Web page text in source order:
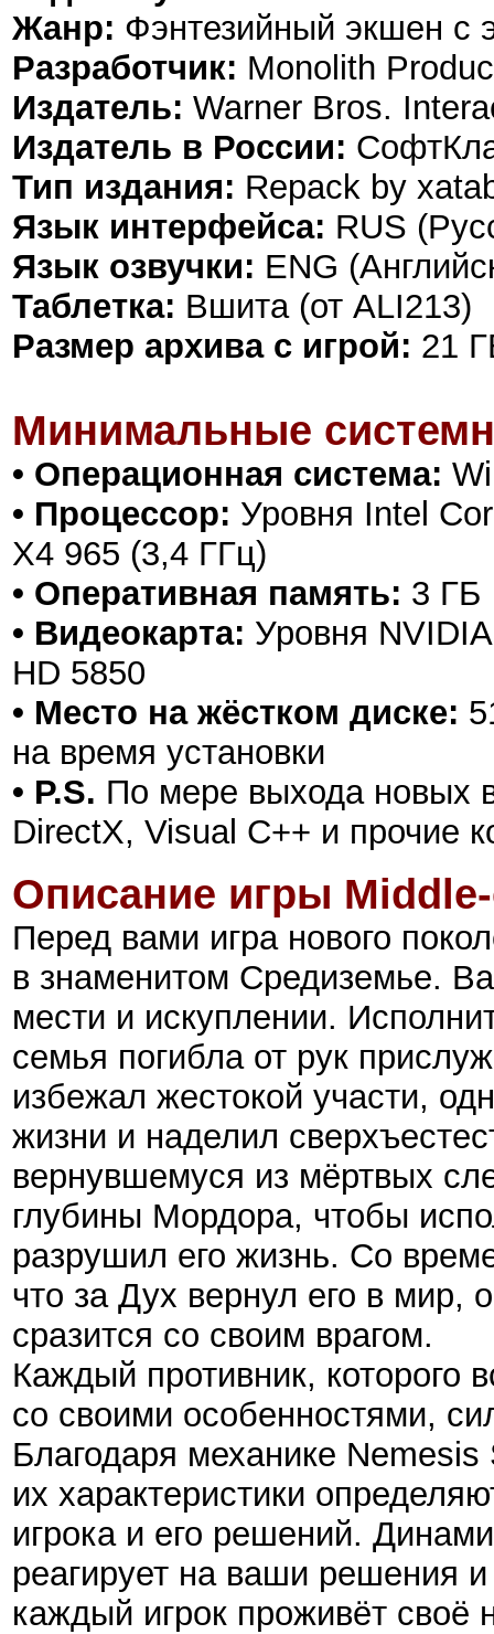
Жанр: Фэнтезийный экшен с
Разработчик: Monolith
Издатель: Warner Bros.
Издатель в России:
Тип издания: Repack by
Язык интерфейса: RUS
Язык озвучки: ENG
Таблетка: Вшита (от ALI213)
Размер архива с игрой: 21
Минимальные
• Операционная система:
• Процессор: Уровня Intel
X4 965 (3,4 ГГц)
• Оперативная память: 3 ГБ
• Видеокарта: Уровня
HD 5850
• Место на жёстком диске:
на время установки
• P.S. По мере выхода новых
DirectX, Visual C++ и прочие
Описание игры
Перед вами игра нового
в знаменитом Средиземье.
мести и искуплении.
семья погибла от рук
избежал жестокой участи,
жизни и наделил
вернувшемуся из мёртвых
глубины Мордора, чтобы
разрушил его жизнь. Со
что за Дух вернул его в мир,
сразится со своим врагом.
Каждый противник, которого
со своими особенностями,
Благодаря механике
их характеристики
игрока и его решений.
реагирует на ваши решения
каждый игрок проживёт своё